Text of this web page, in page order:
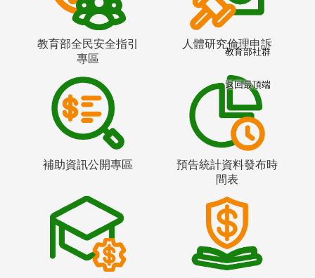
教育部全民安全指引
專區
人體研究倫理申訴
補助資訊公開專區
預告統計資料發布時
間表
教育部社群
返回最頂端